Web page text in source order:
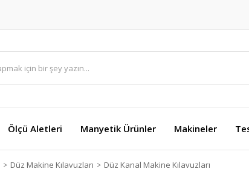
Ölçü Aletleri Manyetik Ürünler Makineler
Düz Makine Kılavuzları Düz Kanal Makine Kılavuzları